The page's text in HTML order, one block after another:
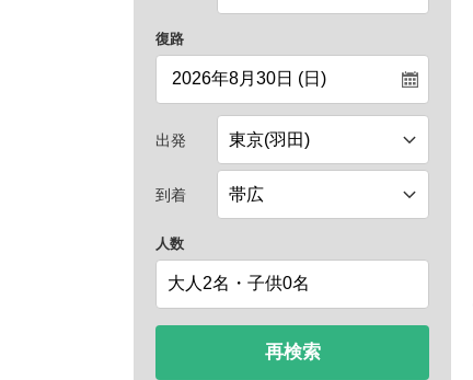
復路
出発
到着
人数
再検索